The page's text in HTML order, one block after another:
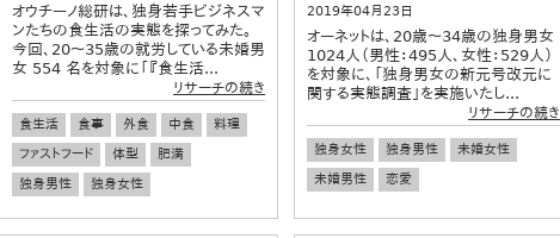
オウチーノ総研は、独身若手ビジネスマ
ンたちの食生活の実態を探ってみた。
今回、20～35歳の就労している未婚男
女 554 名を対象に「『食生活...
リサーチの続き
食生活 食事 外食 中食
料理
ファストフード
体型
肥満
独身男性
独身女性
2019年04月23日
オーネットは、20歳～34歳の独身男女
1024人（男性：495人、女性：529人）
を対象に、「独身男女の新元号改元に
関する実態調査」を実施いたし...
リサーチの続き
独身女性 独身男性
未婚女性
未婚男性
恋愛